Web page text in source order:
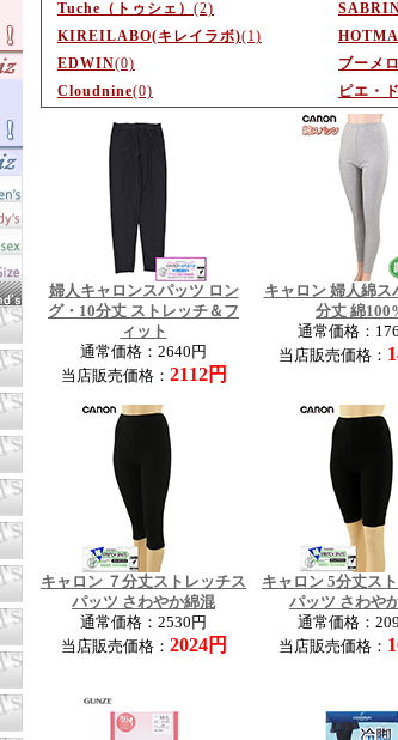
Tuche（トゥシェ） (2)
KIREILABO(キレイラボ)(1)
EDWIN(0) ブーメ
Cloudnine(0) ピエ・
婦人キャロンスパッツ ロン
グ・10分丈 ストレッチ＆フ
ィット
通常価格：2640円
当店販売価格： 2112円
キャロン 婦人綿ス
分丈 綿
通常価格：
当店販売価格：
キャロン ７分丈ストレッチス
パッツ さわやか綿混
通常価格：2530円
当店販売価格： 2024円
キャロン 5分丈ス
パッツ さわや
通常価格：
当店販売価格：